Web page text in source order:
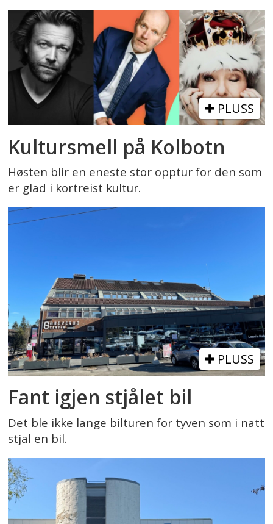
PLUSS
Kultursmell på Kolbotn
Høsten blir en eneste stor opptur for den som
er glad i kortreist kultur.
PLUSS
Fant igjen stjålet bil
Det ble ikke lange bilturen for tyven som i natt
stjal en bil.